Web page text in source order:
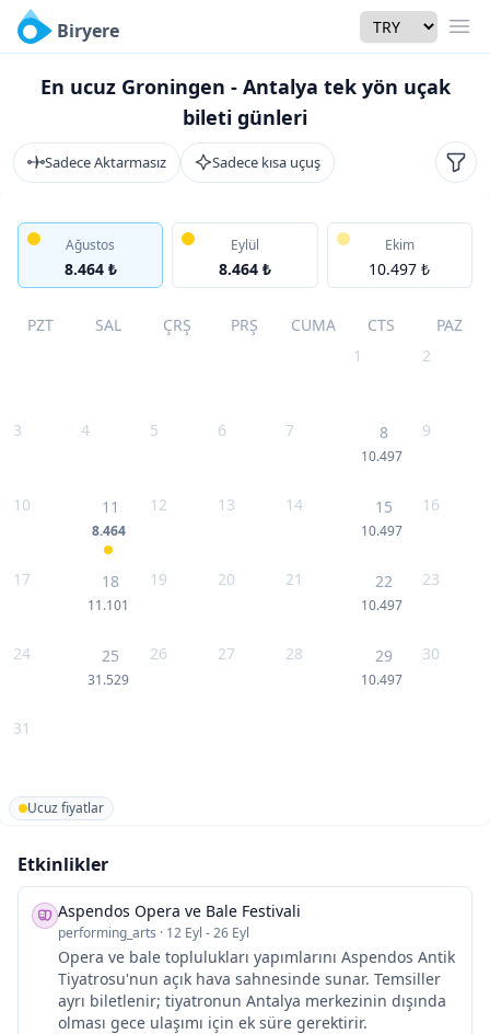
Biryere Currency
En ucuz Groningen - Antalya tek yön uçak
bileti günleri
Sadece Aktarmasız Sadece kısa uçuş
Ağustos
8.464 ₺
Eylül
8.464 ₺
Ekim
10.497 ₺
PZT SAL ÇRŞ PRŞ CUMA CTS
PAZ
1
2
3 4 5 6 7 8
10.497
9
10 11
8.464
12 13 14 15
10.497
16
17 18
11.101
19 20 21 22
10.497
23
24 25
31.529
26 27 28 29
10.497
30
31
Ucuz fiyatlar
Etkinlikler
Aspendos Opera ve Bale Festivali
performing_arts · 12 Eyl - 26 Eyl
Opera ve bale toplulukları yapımlarını Aspendos Antik
Tiyatrosu'nun açık hava sahnesinde sunar. Temsiller
ayrı biletlenir; tiyatronun Antalya merkezinin dışında
olması gece ulaşımı için ek süre gerektirir.